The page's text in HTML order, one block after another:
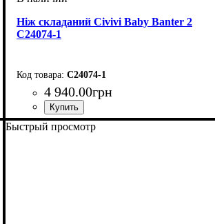
Ніж складаний Civivi Baby Banter 2
C24074-1
C24074-1
4 940.00грн
Быстрый просмотр